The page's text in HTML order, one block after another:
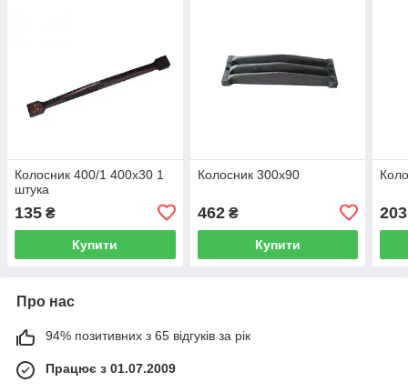
Колосник 400/1 400х30 1
штука
135 ₴
Купити
Колосник 300х90
462₴
Купити
203
Про нас
94% позитивних з 65 відгуків за рік
Працює з 01.07.2009